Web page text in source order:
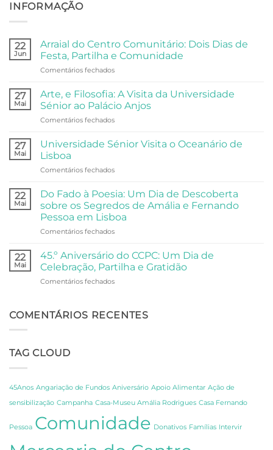
INFORMAÇÃO
22
Jun
Arraial do Centro Comunitário: Dois Dias de
Festa, Partilha e Comunidade
Comentários fechadosem
do
Centro
Comunitário:
Dois
de
e
27
Mai
Arte, e Filosofia: A Visita da Universidade
Sénior ao Palácio Anjos
Comentários fechadosem
e
Filosofia:
Visita
Universidade
Sénior
Palácio
Anjos
27
Mai
Universidade Sénior Visita o Oceanário de
Lisboa
Comentários fechadosem
Sénior
Visita
o
Oceanário
de
22
Mai
Do Fado à Poesia: Um Dia de Descoberta
sobre os Segredos de Amália e Fernando
Pessoa em Lisboa
Comentários fechadosem
Fado
à
Poesia:
Um
Descoberta
Fernando
em
Lisboa
22
Mai
45.º Aniversário do CCPC: Um Dia de
Celebração, Partilha e Gratidão
Comentários fechadosem
do
e
COMENTÁRIOS RECENTES
TAG CLOUD
45Anos Angariação de Fundos Aniversário Apoio Alimentar Ação de
sensibilização Campanha Casa-Museu Amália Rodrigues Casa Fernando
Pessoa Comunidade Donativos Famílias Intervir